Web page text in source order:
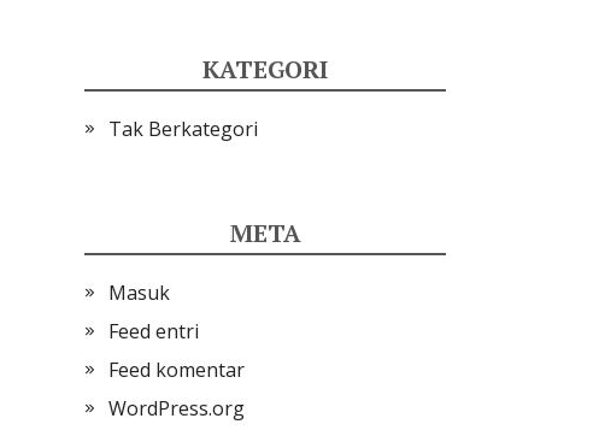
KATEGORI
Tak Berkategori
META
Masuk
Feed entri
Feed komentar
WordPress.org